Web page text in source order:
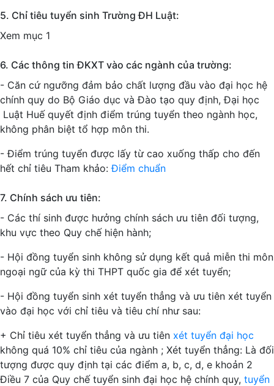
5. Chỉ tiêu tuyển sinh Trường ĐH Luật:
Xem mục 1
6. Các thông tin ĐKXT vào các ngành của trường:
- Căn cứ ngưỡng đảm bảo chất lượng đầu vào đại học hệ
chính quy do Bộ Giáo dục và Đào tạo quy định, Đại học
Luật Huế quyết định điểm trúng tuyển theo ngành học,
không phân biệt tổ hợp môn thi.
- Điểm trúng tuyển được lấy từ cao xuống thấp cho đến
hết chỉ tiêu Tham khảo:Điểm chuẩn
7. Chính sách ưu tiên:
- Các thí sinh được hưởng chính sách ưu tiên đối tượng,
khu vực theo Quy chế hiện hành;
- Hội đồng tuyển sinh không sử dụng kết quả miễn thi môn
ngoại ngữ của kỳ thi THPT quốc gia để xét tuyển;
- Hội đồng tuyển sinh xét tuyển thẳng và ưu tiên xét tuyển
vào đại học với chỉ tiêu và tiêu chí như sau:
+ Chỉ tiêu xét tuyển thẳng và ưu tiên xét tuyển đại học
không quá 10% chỉ tiêu của ngành ; Xét tuyển thẳng: Là đối
tượng được quy định tại các điểm a, b, c, d, e khoản 2
Điều 7 của Quy chế tuyển sinh đại học hệ chính quy, tuyển